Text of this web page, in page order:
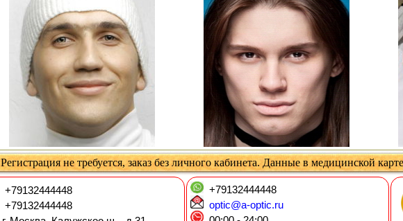
Регистрация не требуется, заказ без личного кабинета. Данные в медицинской карте
+79132444448
+79132444448
+79132444448
optic@a-optic.ru